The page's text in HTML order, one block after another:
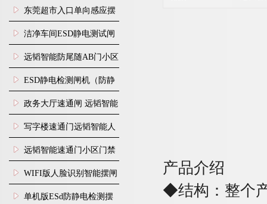
装
东莞超市入口单向感应摆
闸安装
洁净车间ESD静电测试闸
机
远韬智能防尾随AB门小区
门禁闸机安装
​ESD静电检测闸机（防静
电门禁通道系统）
政务大厅速通闸 远韬智能
防尾随静音速通门
写字楼速通门远韬智能人
脸识别快速通道闸
远韬智能速通门小区门禁
闸机食堂消费摆闸
WIFI版人脸识别智能摆闸
机
单机版ESd防静电检测摆
产品介绍
◆结构：整个